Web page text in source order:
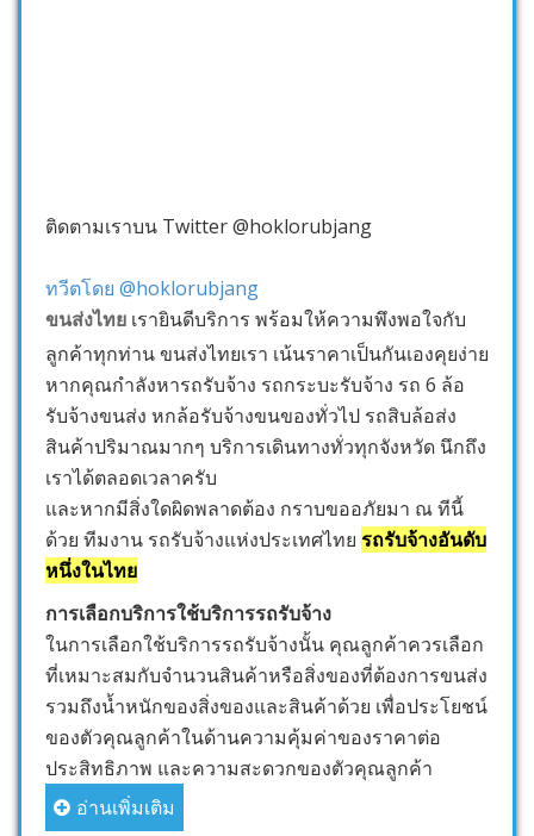
ติดตามเราบน Twitter @hoklorubjang
ทวีตโดย @hoklorubjang
ขนส่งไทย เรายินดีบริการ พร้อมให้ความพึงพอใจกับ
ลูกค้าทุกท่าน ขนส่งไทยเรา เน้นราคาเป็นกันเองคุยง่าย
หากคุณกำลังหารถรับจ้าง รถกระบะรับจ้าง รถ 6 ล้อ
รับจ้างขนส่ง หกล้อรับจ้างขนของทั่วไป รถสิบล้อส่ง
สินค้าปริมาณมากๆ บริการเดินทางทั่วทุกจังหวัด นึกถึง
เราได้ตลอดเวลาครับ
และหากมีสิ่งใดผิดพลาดต้อง กราบขออภัยมา ณ ทีนี้
ด้วย ทีมงาน รถรับจ้างแห่งประเทศไทย รถรับจ้างอันดับ
หนึ่งในไทย
การเลือกบริการใช้บริการรถรับจ้าง
ในการเลือกใช้บริการรถรับจ้างนั้น คุณลูกค้าควรเลือก
ที่เหมาะสมกับจำนวนสินค้าหรือสิ่งของที่ต้องการขนส่ง
รวมถึงน้ำหนักของสิ่งของและสินค้าด้วย เพื่อประโยชน์
ของตัวคุณลูกค้าในด้านความคุ้มค่าของราคาต่อ
ประสิทธิภาพ และความสะดวกของตัวคุณลูกค้า
อ่านเพิ่มเติม